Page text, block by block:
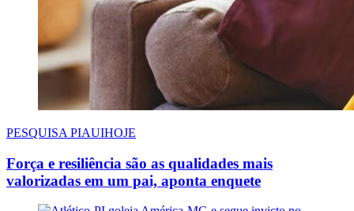
PESQUISA PIAUIHOJE
Força e resiliência são as qualidades mais
valorizadas em um pai, aponta enquete